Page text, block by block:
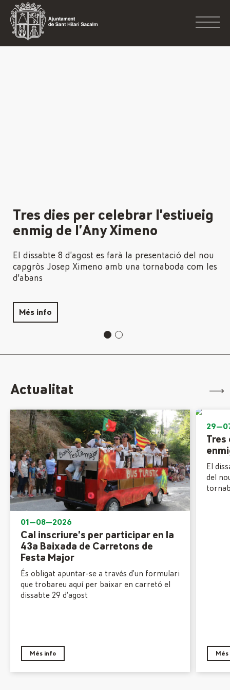
Tres dies per celebrar l’estiueig
enmig de l’Any Ximeno
El dissabte 8 d’agost es farà la presentació del nou
capgròs Josep Ximeno amb una tornaboda com les
d'abans
Més info
Actualitat
01—08—2026
Cal inscriure’s per participar en la
43a Baixada de Carretons de
Festa Major
És obligat apuntar-se a través d’un formulari
que trobareu aquí per baixar en carretó el
dissabte 29 d’agost
Més info
Tres
El
del